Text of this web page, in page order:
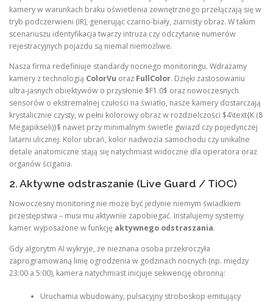
kamery w warunkach braku oświetlenia zewnętrznego przełączają się w
tryb podczerwieni (IR), generując czarno-biały, ziarnisty obraz. W takim
scenariuszu identyfikacja twarzy intruza czy odczytanie numerów
rejestracyjnych pojazdu są niemal niemożliwe.
Nasza firma redefiniuje standardy nocnego monitoringu. Wdrażamy
kamery z technologią ColorVu oraz FullColor. Dzięki zastosowaniu
ultra-jasnych obiektywów o przysłonie $F1.0$ oraz nowoczesnych
sensorów o ekstremalnej czułości na światło, nasze kamery dostarczają
krystalicznie czysty, w pełni kolorowy obraz w rozdzielczości $4\text{K (8
Megapikseli)}$ nawet przy minimalnym świetle gwiazd czy pojedynczej
latarni ulicznej. Kolor ubrań, kolor nadwozia samochodu czy unikalne
detale anatomiczne stają się natychmiast widoczne dla operatora oraz
organów ścigania.
2. Aktywne odstraszanie (Live Guard / TiOC)
Nowoczesny monitoring nie może być jedynie niemym świadkiem
przestępstwa – musi mu aktywnie zapobiegać. Instalujemy systemy
kamer wyposażone w funkcję aktywnego odstraszania.
Gdy algorytm AI wykryje, że nieznana osoba przekroczyła
zaprogramowaną linię ogrodzenia w godzinach nocnych (np. między
23:00 a 5:00), kamera natychmiast inicjuje sekwencję obronną:
Uruchamia wbudowany, pulsacyjny stroboskop emitujący